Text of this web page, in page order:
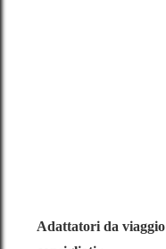
Adattatori da viaggio